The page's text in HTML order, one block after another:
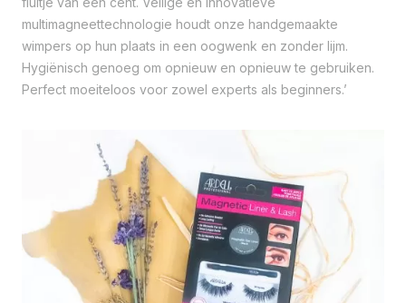
multimagneettechnologie houdt onze handgemaakte
wimpers op hun plaats in een oogwenk en zonder lijm.
Hygiënisch genoeg om opnieuw en opnieuw te gebruiken.
Perfect moeiteloos voor zowel experts als beginners.’